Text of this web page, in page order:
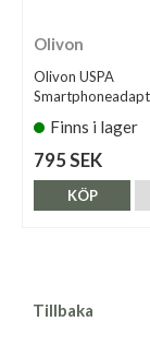
Olivon
Olivon USPA
Finns i lager
795 SEK
KÖP
Tillbaka